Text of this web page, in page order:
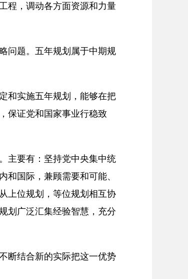
程，调动各方面资源和力量
问题。五年规划属于中期规
和实施五年规划，能够在把
保证党和国家事业行稳致
主要有：坚持党中央集中统
国际，兼顾需要和可能、
上位规划，等位规划相互协
划广泛汇集经验智慧，充分
断结合新的实际把这一优势